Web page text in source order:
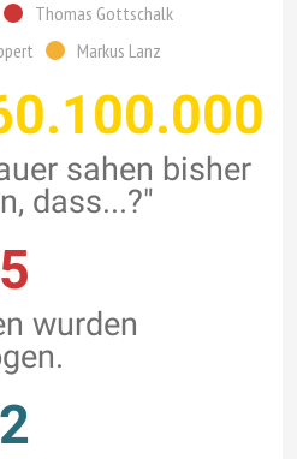
Thomas Gottschalk
Markus Lanz
sahen bisher
dass...?"
wurden